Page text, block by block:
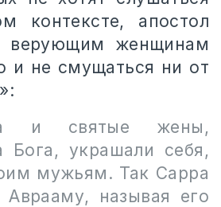
контексте, апостол
верующим женщинам
и не смущаться ни от
и святые жены,
Бога, украшали себя,
мужьям. Так Сарра
Аврааму, называя его